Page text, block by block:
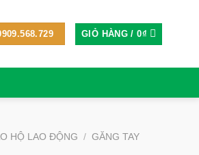
GIỎ HÀNG /0₫
HỘ LAO ĐỘNG / GĂNG TAY